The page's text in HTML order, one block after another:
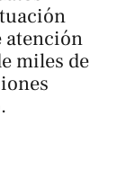
atención
miles de